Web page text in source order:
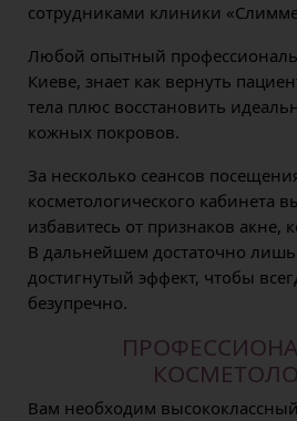
сотрудниками клиники
Любой опытный
Киеве, знает как вернуть
тела плюс восстановить
кожных покровов.
За несколько сеансов
косметологического кабинета
избавитесь от признаков
В дальнейшем достаточно
достигнутый эффект, чтобы
безупречно.
Вам необходим высококлассный